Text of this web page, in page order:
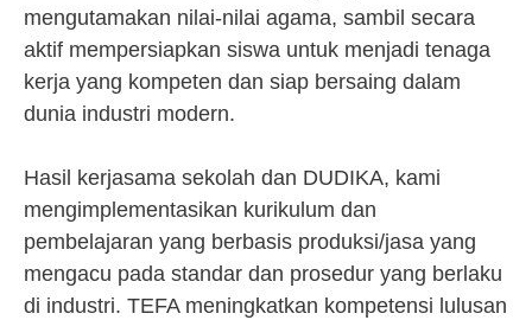
mengutamakan nilai-nilai agama, sambil secara
aktif mempersiapkan siswa untuk menjadi tenaga
kerja yang kompeten dan siap bersaing dalam
dunia industri modern.
Hasil kerjasama sekolah dan DUDIKA, kami
mengimplementasikan kurikulum dan
pembelajaran yang berbasis produksi/jasa yang
mengacu pada standar dan prosedur yang berlaku
di industri. TEFA meningkatkan kompetensi lulusan